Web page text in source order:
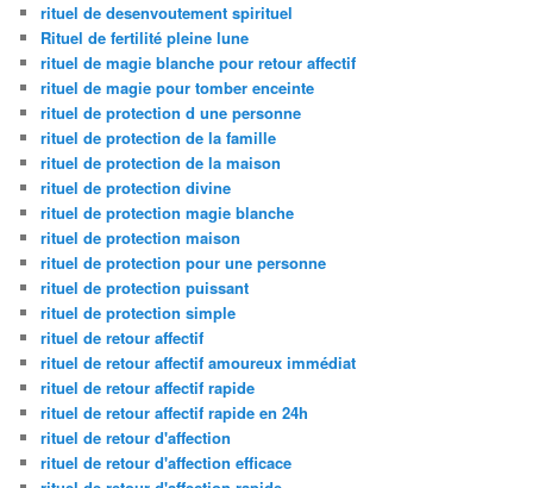
rituel de desenvoutement spirituel
Rituel de fertilité pleine lune
rituel de magie blanche pour retour affectif
rituel de magie pour tomber enceinte
rituel de protection d une personne
rituel de protection de la famille
rituel de protection de la maison
rituel de protection divine
rituel de protection magie blanche
rituel de protection maison
rituel de protection pour une personne
rituel de protection puissant
rituel de protection simple
rituel de retour affectif
rituel de retour affectif amoureux immédiat
rituel de retour affectif rapide
rituel de retour affectif rapide en 24h
rituel de retour d'affection
rituel de retour d'affection efficace